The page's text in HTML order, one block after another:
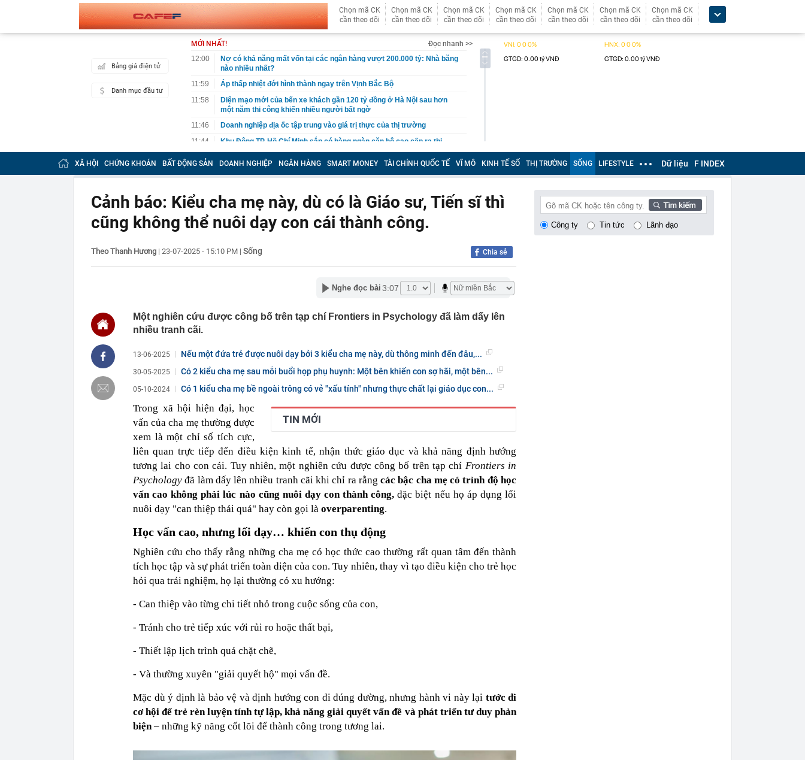
Chọn mã CK
cần theo dõi
Chọn mã CK
cần theo dõi
Chọn mã CK
cần theo dõi
Chọn mã CK
cần theo dõi
Chọn mã CK
cần theo dõi
Chọn mã CK
cần theo dõi
Chọn mã CK
cần theo dõi
Bảng giá điện tử
Danh mục đầu tư
MỚI NHẤT!
Đọc nhanh >>
12:00
Nợ có khả năng mất vốn tại các ngân hàng vượt 200.000 tỷ: Nhà băng
nào nhiều nhất?
11:59
Áp thấp nhiệt đới hình thành ngay trên Vịnh Bắc Bộ
11:58
Diện mạo mới của bến xe khách gần 120 tỷ đồng ở Hà Nội sau hơn
một năm thi công khiến nhiều người bất ngờ
11:46
Doanh nghiệp địa ốc tập trung vào giá trị thực của thị trường
11:44
Khu Đông TP. Hồ Chí Minh sắp có hàng ngàn căn hộ cao cấp ra thị
trường quý III/2026
11:42
Siêu dự án LRT 9.000 tỷ tại Phú Quốc: Lộ trình “nghẹt thở” vượt ải
thiên tai, sẵn sàng đưa đoàn tàu đầu tiên chạy thử vào giữa năm 2027
11:41
Khoan xuống vùng đất nông, phát hiện số vàng trị giá 355.000 tỷ đồng,
lộ mục tiêu thăm dò 100 tấn vàng
Chi tiết 'kẻ thách thức' Honda Vision vừa ra mắt: Thiết kế đẹp như SH
Công an Hà Nội xác minh ô tô đỗ ở khu đô thị bị trộm mất 2 bánh xe
Tổ hợp sở hữu ballroom lớn nhất thế giới ở Việt Nam đang thành hình
11:32
3 bộ phận của cá không nên ăn: Có bộ phận chứa độc tố, ăn phải có
11:30
Nhận cuộc gọi từ shipper, tài khoản ngân hàng lập tức hiện lệnh
chuyển tiền hơn 28 triệu đồng: Cô gái sinh năm 1990 phải đến công an
trình báo
11:30
Cận cảnh gần 7 km gắn 'tường' chống ồn trên Vành đai 3 qua khu đô
11:28
ETC được vinh danh Top 3 Công ty công nghệ cung cấp sản phẩm,
dịch vụ và giải pháp chuyển đổi số uy tín năm 2026
11:15
Việt Nam có 1 đại học vùng vừa đạt doanh thu 2.200 tỷ đồng, trả lương
516 tỷ đồng/năm, quy tụ đến 2.443 Thạc sĩ, Tiến sĩ, Phó Giáo sư, Giáo
sư
11:15
Vì sao nhiều gia đình đặt một tờ giấy A4 vào ngăn đông tủ lạnh? Lấy ra
mới biết một vấn đề
11:13
Cổ phiếu doanh nghiệp nhà nước GVR, PV GAS, BSR, Petrolimex,
Becamex... đồng loạt "tím lịm"
XÃ HỘI CHỨNG KHOÁN BẤT ĐỘNG SẢN DOANH NGHIỆP NGÂN HÀNG SMART MONEY TÀI CHÍNH QUỐC TẾ VĨ MÔ KINH TẾ SỐ THỊ TRƯỜNG SỐNG LIFESTYLE Dữ liệu F INDEX
Cảnh báo: Kiểu cha mẹ này, dù có là Giáo sư, Tiến sĩ thì
cũng không thể nuôi dạy con cái thành công.
Theo Thanh Hương | 23-07-2025 - 15:10 PM | Sống Chia sẻ
Nghe đọc bài 3:07
Một nghiên cứu được công bố trên tạp chí Frontiers in Psychology đã làm dấy lên
nhiều tranh cãi.
13-06-2025 Nếu một đứa trẻ được nuôi dạy bởi 3 kiểu cha mẹ này, dù thông minh đến đâu,...
30-05-2025 Có 2 kiểu cha mẹ sau mỗi buổi họp phụ huynh: Một bên khiến con sợ hãi, một bên...
05-10-2024 Có 1 kiểu cha mẹ bề ngoài trông có vẻ "xấu tính" nhưng thực chất lại giáo dục con...
TIN MỚI
Trong xã hội hiện đại, học
vấn của cha mẹ thường được
xem là một chỉ số tích cực,
liên quan trực tiếp đến điều kiện kinh tế, nhận thức giáo dục và khả năng định hướng
tương lai cho con cái. Tuy nhiên, một nghiên cứu được công bố trên tạp chí Frontiers in
Psychology đã làm dấy lên nhiều tranh cãi khi chỉ ra rằng các bậc cha mẹ có trình độ học
vấn cao không phải lúc nào cũng nuôi dạy con thành công,đặc biệt nếu họ áp dụng lối
nuôi dạy "can thiệp thái quá" hay còn gọi là overparenting.
Học vấn cao, nhưng lối dạy… khiến con thụ động
Nghiên cứu cho thấy rằng những cha mẹ có học thức cao thường rất quan tâm đến thành
tích học tập và sự phát triển toàn diện của con. Tuy nhiên, thay vì tạo điều kiện cho trẻ học
hỏi qua trải nghiệm, họ lại thường có xu hướng:
- Can thiệp vào từng chi tiết nhỏ trong cuộc sống của con,
- Tránh cho trẻ tiếp xúc với rủi ro hoặc thất bại,
- Thiết lập lịch trình quá chặt chẽ,
- Và thường xuyên "giải quyết hộ" mọi vấn đề.
Mặc dù ý định là bảo vệ và định hướng con đi đúng đường, nhưng hành vi này lại tước đi
cơ hội để trẻ rèn luyện tính tự lập, khả năng giải quyết vấn đề và phát triển tư duy phản
biện – những kỹ năng cốt lõi để thành công trong tương lai.
Công ty Tin tức Lãnh đạo